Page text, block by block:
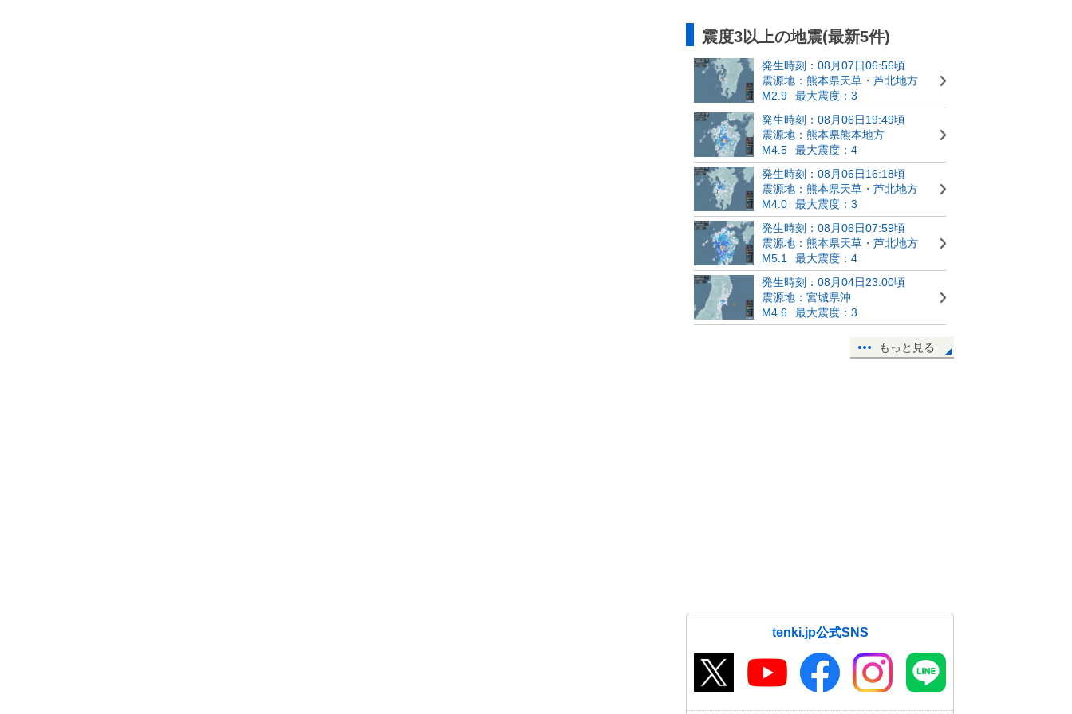
震度3以上の地震(最新5件)
発生時刻：08月07日06:56頃
震源地：熊本県天草・芦北地方
M2.9
最大震度：3
発生時刻：08月06日19:49頃
震源地：熊本県熊本地方
M4.5
最大震度：4
発生時刻：08月06日16:18頃
震源地：熊本県天草・芦北地方
M4.0
最大震度：3
発生時刻：08月06日07:59頃
震源地：熊本県天草・芦北地方
M5.1
最大震度：4
発生時刻：08月04日23:00頃
震源地：宮城県沖
M4.6
最大震度：3
もっと見る
tenki.jp公式SNS